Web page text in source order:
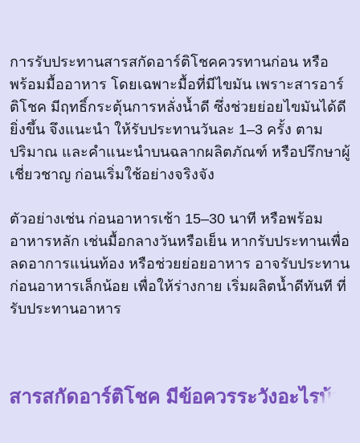
การรับประทานสารสกัดอาร์ติโชคควรทานก่อน หรือ
พร้อมมื้ออาหาร โดยเฉพาะมื้อที่มีไขมัน เพราะสารอาร์
ติโชค มีฤทธิ์กระตุ้นการหลั่งน้ำดี ซึ่งช่วยย่อยไขมันได้ดี
ยิ่งขึ้น จึงแนะนำ ให้รับประทานวันละ 1–3 ครั้ง ตาม
ปริมาณ และคำแนะนำบนฉลากผลิตภัณฑ์ หรือปรึกษาผู้
เชี่ยวชาญ ก่อนเริ่มใช้อย่างจริงจัง
ตัวอย่างเช่น ก่อนอาหารเช้า 15–30 นาที หรือพร้อม
อาหารหลัก เช่นมื้อกลางวันหรือเย็น หากรับประทานเพื่อ
ลดอาการแน่นท้อง หรือช่วยย่อยอาหาร อาจรับประทาน
ก่อนอาหารเล็กน้อย เพื่อให้ร่างกาย เริ่มผลิตน้ำดีทันที ที่
รับประทานอาหาร
สารสกัดอาร์ติโชค มีข้อควรระวังอะไรบ้าง